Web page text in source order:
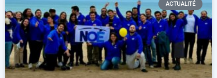
ACTUALITÉ